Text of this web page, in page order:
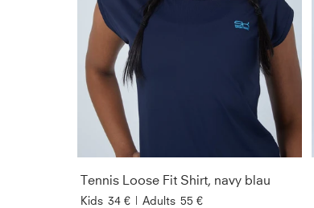
Tennis Loose Fit Shirt, navy blau
Kids 34 € | Adults 55 €